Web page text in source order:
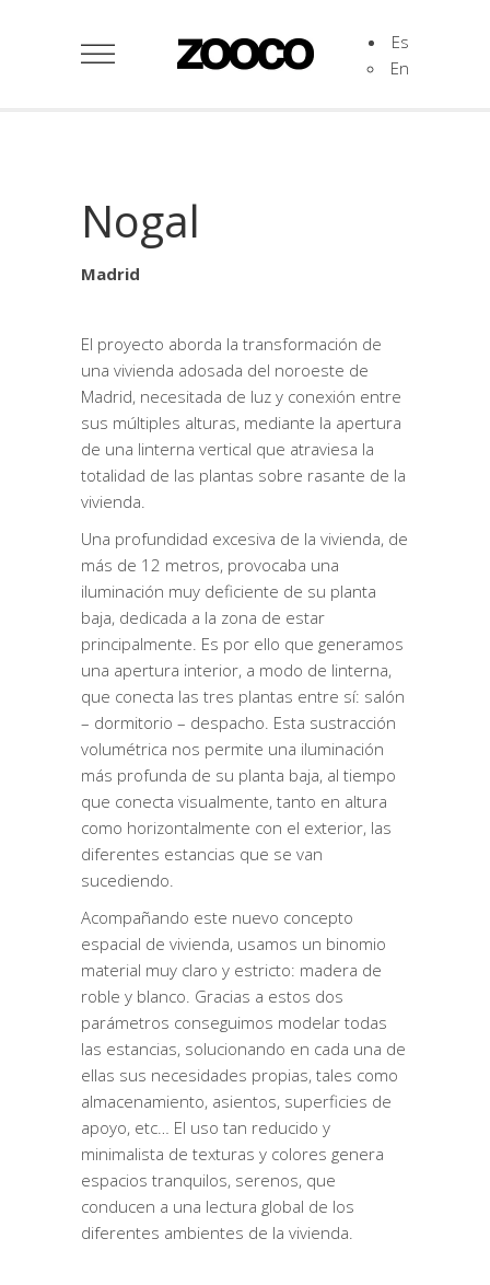
Es
En
Nogal
Madrid
El proyecto aborda la transformación de
una vivienda adosada del noroeste de
Madrid, necesitada de luz y conexión entre
sus múltiples alturas, mediante la apertura
de una linterna vertical que atraviesa la
totalidad de las plantas sobre rasante de la
vivienda.
Una profundidad excesiva de la vivienda, de
más de 12 metros, provocaba una
iluminación muy deficiente de su planta
baja, dedicada a la zona de estar
principalmente. Es por ello que generamos
una apertura interior, a modo de linterna,
que conecta las tres plantas entre sí: salón
– dormitorio – despacho. Esta sustracción
volumétrica nos permite una iluminación
más profunda de su planta baja, al tiempo
que conecta visualmente, tanto en altura
como horizontalmente con el exterior, las
diferentes estancias que se van
sucediendo.
Acompañando este nuevo concepto
espacial de vivienda, usamos un binomio
material muy claro y estricto: madera de
roble y blanco. Gracias a estos dos
parámetros conseguimos modelar todas
las estancias, solucionando en cada una de
ellas sus necesidades propias, tales como
almacenamiento, asientos, superficies de
apoyo, etc… El uso tan reducido y
minimalista de texturas y colores genera
espacios tranquilos, serenos, que
conducen a una lectura global de los
diferentes ambientes de la vivienda.